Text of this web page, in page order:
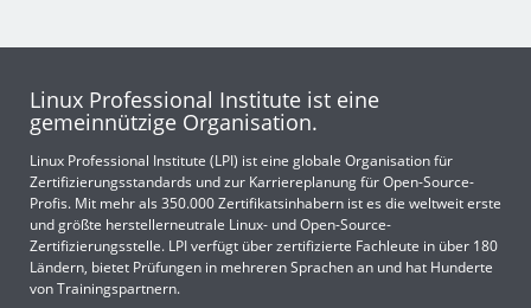
Linux Professional Institute ist eine
gemeinnützige Organisation.
Linux Professional Institute (LPI) ist eine globale Organisation für
Zertifizierungsstandards und zur Karriereplanung für Open-Source-
Profis. Mit mehr als 350.000 Zertifikatsinhabern ist es die weltweit erste
und größte herstellerneutrale Linux- und Open-Source-
Zertifizierungsstelle. LPI verfügt über zertifizierte Fachleute in über 180
Ländern, bietet Prüfungen in mehreren Sprachen an und hat Hunderte
von Trainingspartnern.